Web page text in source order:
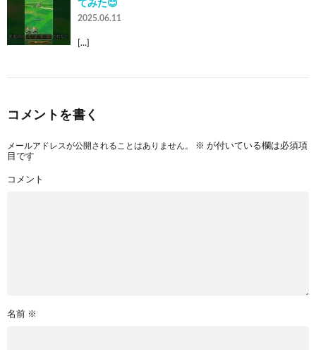
てみた😊
2025.06.11
[…]
コメントを書く
メールアドレスが公開されることはありません。 ※ が付いている欄は必須項
目です
コメント
名前 ※